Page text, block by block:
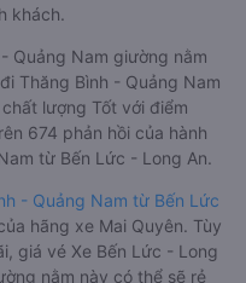
khách.
Quảng Nam giường nằm
Thăng Bình - Quảng Nam
lượng Tốt với điểm
674 phản hồi của hành
từ Bến Lức - Long An.
- Quảng Nam từ Bến Lức
hãng xe Mai Quyên. Tùy
giá vé Xe Bến Lức - Long
nằm này có thể sẽ rẻ